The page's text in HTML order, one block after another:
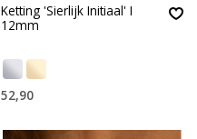
Ketting 'Sierlijk Initiaal' I
12mm
52,90